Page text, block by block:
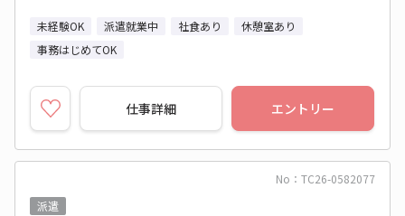
未経験OK 派遣就業中 社食あり
休憩室あり
事務はじめてOK
仕事詳細 エントリー
No：TC26-0582077
派遣